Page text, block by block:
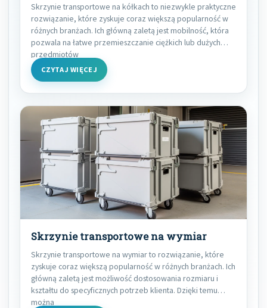
Skrzynie transportowe na kółkach to niezwykle praktyczne
rozwiązanie, które zyskuje coraz większą popularność w
różnych branżach. Ich główną zaletą jest mobilność, która
pozwala na łatwe przemieszczanie ciężkich lub dużych
przedmiotów
CZYTAJ WIĘCEJ
Skrzynie transportowe na wymiar
Skrzynie transportowe na wymiar to rozwiązanie, które
zyskuje coraz większą popularność w różnych branżach. Ich
główną zaletą jest możliwość dostosowania rozmiaru i
kształtu do specyficznych potrzeb klienta. Dzięki temu
można